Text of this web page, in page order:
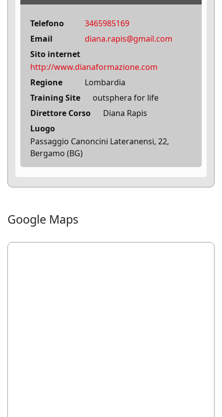
Telefono
3465985169
Email
diana.rapis@gmail.com
Sito internet
http://www.dianaformazione.com
Regione
Lombardia
Training Site
outsphera for life
Direttore Corso
Diana Rapis
Luogo
Passaggio Canoncini Lateranensi, 22,
Bergamo (BG)
Google Maps